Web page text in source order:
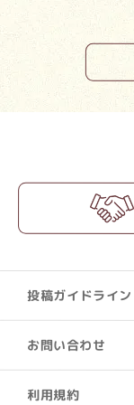
投稿ガイドライン
お問い合わせ
利用規約